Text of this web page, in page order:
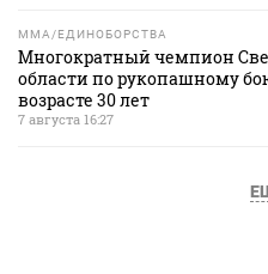
MMA/ЕДИНОБОРСТВА
Многократный чемпион
области по рукопашному
возрасте 30 лет
7 августа 16:27